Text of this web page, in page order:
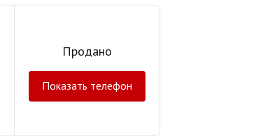
Продано
Показать телефон